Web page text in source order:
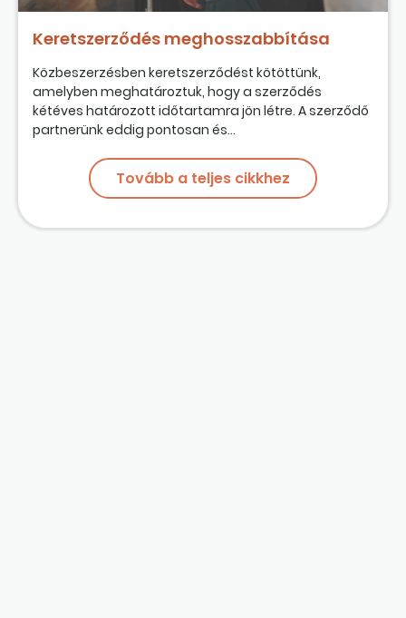
Keretszerződés meghosszabbítása
Közbeszerzésben keretszerződést kötöttünk,
amelyben meghatároztuk, hogy a szerződés
kétéves határozott időtartamra jön létre. A szerződő
partnerünk eddig pontosan és...
Tovább a teljes cikkhez